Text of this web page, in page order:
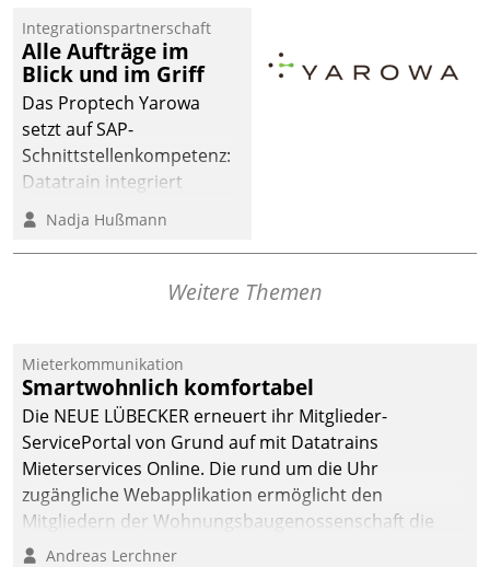
passende Fragen und
Schlagworte auswirft.
Eine intuitive
Dialogführung ermöglicht
dem externen
Serviceteam, Anrufe von
Mietenden zügiger und
effizienter zu bearbeiten.
Integrationspartnerschaft
Alle Aufträge im
Blick und im Griff
Das Proptech Yarowa
setzt auf SAP-
Schnittstellenkompetenz:
Datatrain integriert
Yarowas Portal zur
Vergabe und Verwaltung
von Aufträgen der
deutscher
Wohnungsunternehmen
– und beschleunigt damit
den Weg vom
Mieteranliegen zum
Dienstleisterauftrag.
Nadja Hußmann
Weitere Themen
Mieterkommunikation
Smartwohnlich komfortabel
Die NEUE LÜBECKER erneuert ihr Mitglieder-
ServicePortal von Grund auf mit Datatrains
Mieterservices Online. Die rund um die Uhr
zugängliche Webapplikation ermöglicht den
Mitgliedern der Wohnungs­bau­genossenschaft die
Kontaktaufnahme per Smartphone, Tablet oder PC.
Andreas Lerchner